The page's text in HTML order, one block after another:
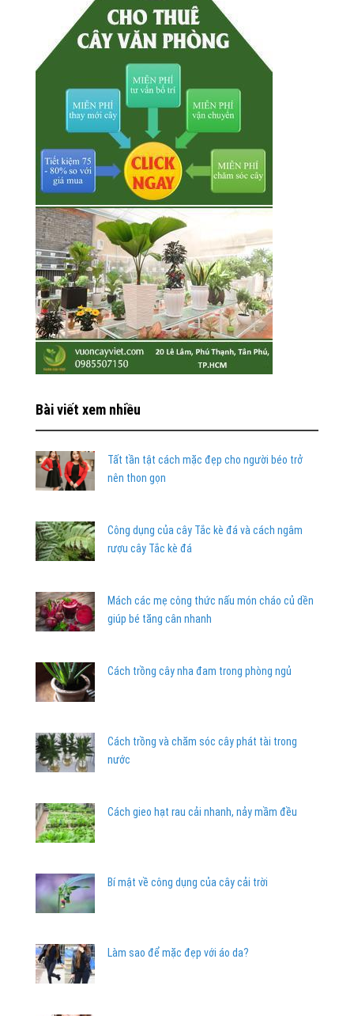
Bài viết xem nhiều
Tất tần tật cách mặc đẹp cho người béo trở
nên thon gọn
Công dụng của cây Tắc kè đá và cách ngâm
rượu cây Tắc kè đá
Mách các mẹ công thức nấu món cháo củ dền
giúp bé tăng cân nhanh
Cách trồng cây nha đam trong phòng ngủ
Cách trồng và chăm sóc cây phát tài trong
nước
Cách gieo hạt rau cải nhanh, nảy mầm đều
Bí mật về công dụng của cây cải trời
Làm sao để mặc đẹp với áo da?